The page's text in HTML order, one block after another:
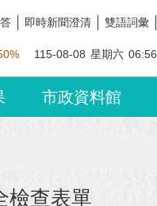
即時新聞澄清 雙語詞彙
115-08-08 星期六 06:56
市政資料館
檢查表單